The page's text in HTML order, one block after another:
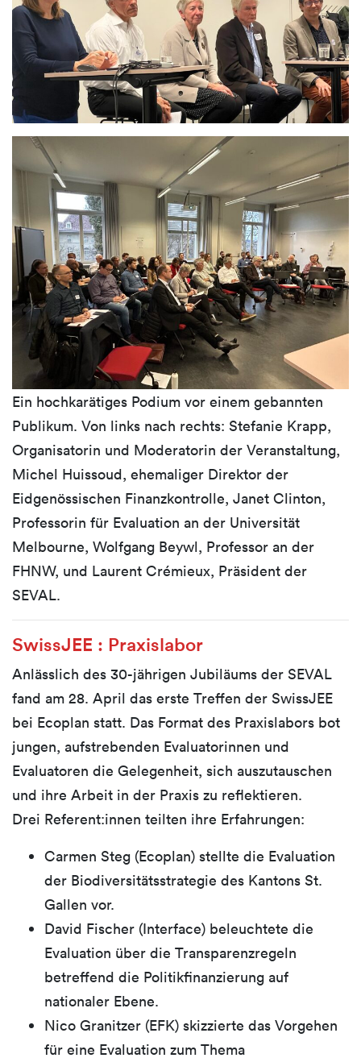
Ein hochkarätiges Podium vor einem gebannten
Publikum. Von links nach rechts: Stefanie Krapp,
Organisatorin und Moderatorin der Veranstaltung,
Michel Huissoud, ehemaliger Direktor der
Eidgenössischen Finanzkontrolle, Janet Clinton,
Professorin für Evaluation an der Universität
Melbourne, Wolfgang Beywl, Professor an der
FHNW, und Laurent Crémieux, Präsident der
SEVAL.
SwissJEE : Praxislabor
Anlässlich des 30-jährigen Jubiläums der SEVAL
fand am 28. April das erste Treffen der SwissJEE
bei Ecoplan statt. Das Format des Praxislabors bot
jungen, aufstrebenden Evaluatorinnen und
Evaluatoren die Gelegenheit, sich auszutauschen
und ihre Arbeit in der Praxis zu reflektieren.
Drei Referent:innen teilten ihre Erfahrungen:
Carmen Steg (Ecoplan) stellte die Evaluation
der Biodiversitätsstrategie des Kantons St.
Gallen vor.
David Fischer (Interface) beleuchtete die
Evaluation über die Transparenzregeln
betreffend die Politikfinanzierung auf
nationaler Ebene.
Nico Granitzer (EFK) skizzierte das Vorgehen
für eine Evaluation zum Thema